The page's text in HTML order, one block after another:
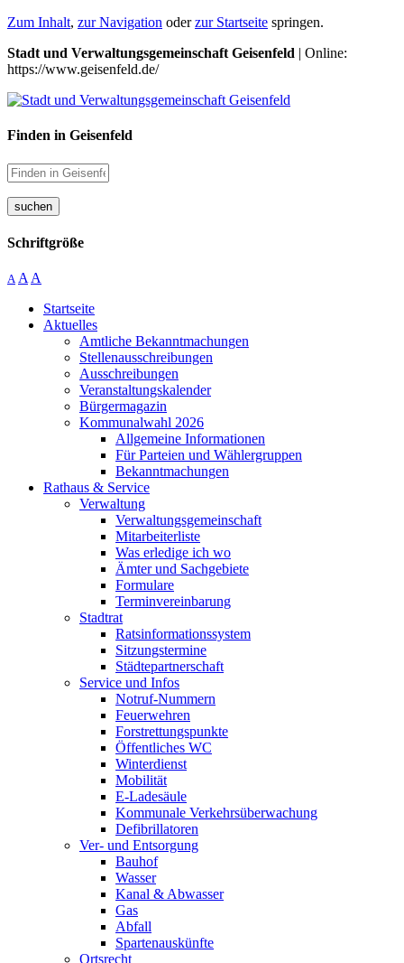
Zum Inhalt, zur Navigation oderzur Startseite springen.
Stadt und Verwaltungsgemeinschaft Geisenfeld | Online:
https://www.geisenfeld.de/
Finden in Geisenfeld
suchen
Schriftgröße
A A A
Startseite
Aktuelles
Amtliche Bekanntmachungen
Stellenausschreibungen
Ausschreibungen
Veranstaltungskalender
Bürgermagazin
Kommunalwahl 2026
Allgemeine Informationen
Für Parteien und Wählergruppen
Bekanntmachungen
Rathaus & Service
Verwaltung
Verwaltungsgemeinschaft
Mitarbeiterliste
Was erledige ich wo
Ämter und Sachgebiete
Formulare
Terminvereinbarung
Stadtrat
Ratsinformationssystem
Sitzungstermine
Städtepartnerschaft
Service und Infos
Notruf-Nummern
Feuerwehren
Forstrettungspunkte
Öffentliches WC
Winterdienst
Mobilität
E-Ladesäule
Kommunale Verkehrsüberwachung
Defibrillatoren
Ver- und Entsorgung
Bauhof
Wasser
Kanal & Abwasser
Gas
Abfall
Spartenauskünfte
Ortsrecht